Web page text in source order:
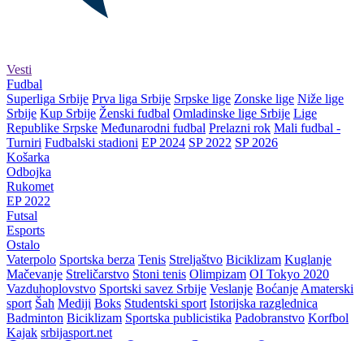
Vesti
Fudbal
Superliga Srbije Prva liga Srbije Srpske lige Zonske lige Niže lige
Srbije Kup Srbije Ženski fudbal Omladinske lige Srbije Lige
Republike Srpske Međunarodni fudbal Prelazni rok Mali fudbal -
Turniri Fudbalski stadioni EP 2024 SP 2022 SP 2026
Košarka
Odbojka
Rukomet
EP 2022
Futsal
Esports
Ostalo
Vaterpolo Sportska berza Tenis Streljaštvo Biciklizam Kuglanje
Mačevanje Streličarstvo Stoni tenis Olimpizam OI Tokyo 2020
Vazduhoplovstvo Sportski savez Srbije Veslanje Boćanje Amaterski
sport Šah Mediji Boks Studentski sport Istorijska razglednica
Badminton Biciklizam Sportska publicistika Padobranstvo Korfbol
Kajak srbijasport.net